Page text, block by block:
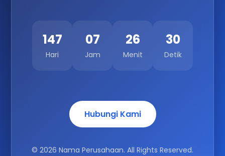
147
Hari
07
Jam
26
Menit
30
Detik
Hubungi Kami
© 2026 Nama Perusahaan. All Rights Reserved.